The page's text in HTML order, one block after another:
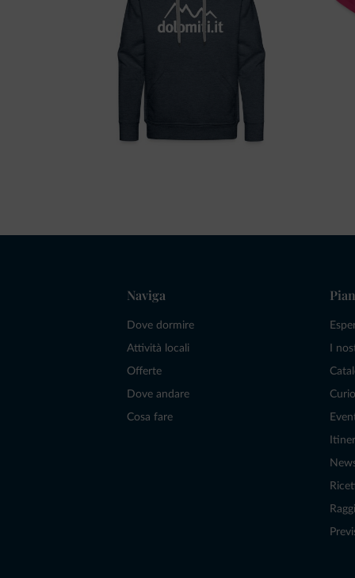
Naviga
Dove dormire
Attività locali
Offerte
Dove andare
Cosa fare
I